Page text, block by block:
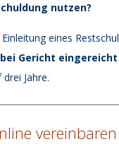
nutzen?
eines
Gericht
Jahre.
vereinbaren